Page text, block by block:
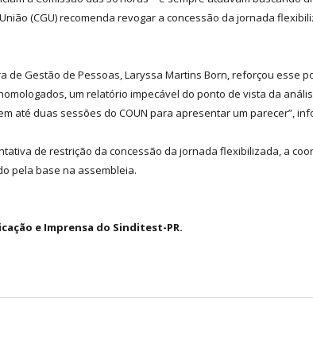
(CGU) recomenda revogar a concessão da jornada
de Gestão de Pessoas, Laryssa Martins Born, reforçou esse
um relatório impecável do ponto de vista da
até duas sessões do COUN para apresentar um parecer”,
de restrição da concessão da jornada flexibilizada, a
pela base na assembleia.
e Imprensa do Sinditest-PR.